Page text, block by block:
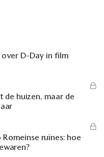
D-Day in film
de huizen, maar de
ruïnes: hoe